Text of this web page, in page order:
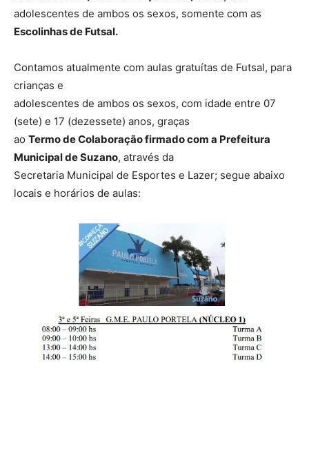
adolescentes de ambos os sexos, somente com as
Escolinhas de Futsal.
Contamos atualmente com aulas gratuítas de Futsal, para
crianças e
adolescentes de ambos os sexos, com idade entre 07
(sete) e 17 (dezessete) anos, graças
ao Termo de Colaboração firmado com a Prefeitura
Municipal de Suzano, através da
Secretaria Municipal de Esportes e Lazer; segue abaixo
locais e horários de aulas: